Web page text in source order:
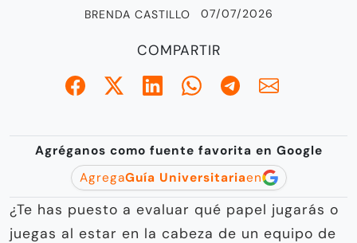
BRENDA CASTILLO 07/07/2026
COMPARTIR
Agréganos como fuente favorita en Google
AgregaGuía Universitariaen
¿Te has puesto a evaluar qué papel jugarás o
juegas al estar en la cabeza de un equipo de